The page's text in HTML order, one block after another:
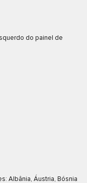
do painel de
Albânia, Áustria, Bósnia